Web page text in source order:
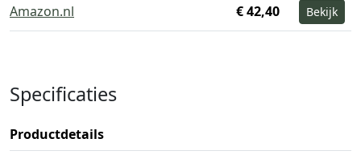
Amazon.nl
€ 42,40 Bekijk
Specificaties
Productdetails